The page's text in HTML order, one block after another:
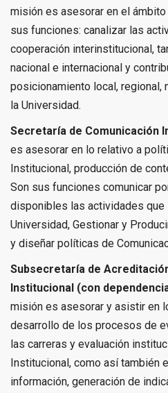
misión es asesorar en el
sus funciones: canalizar las
cooperación interinstitucional,
nacional e internacional y
posicionamiento local, regional,
la Universidad.
Secretaría de Comunicación
es asesorar en lo relativo a
Institucional, producción de
Son sus funciones comunicar
disponibles las actividades que
Universidad, Gestionar y
y diseñar políticas de
Subsecretaría de
Institucional (con
misión es asesorar y asistir en
desarrollo de los procesos de
las carreras y evaluación
Institucional, como así también
información, generación de